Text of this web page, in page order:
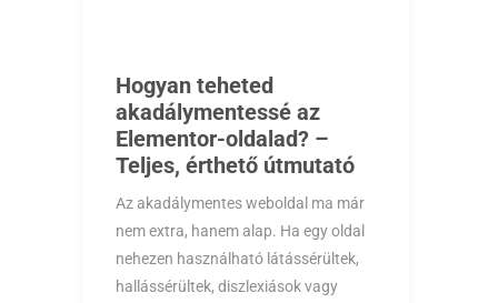
Hogyan teheted
akadálymentessé az
Elementor-oldalad? –
Teljes, érthető útmutató
Az akadálymentes weboldal ma már
nem extra, hanem alap. Ha egy oldal
nehezen használható látássérültek,
hallássérültek, diszlexiások vagy